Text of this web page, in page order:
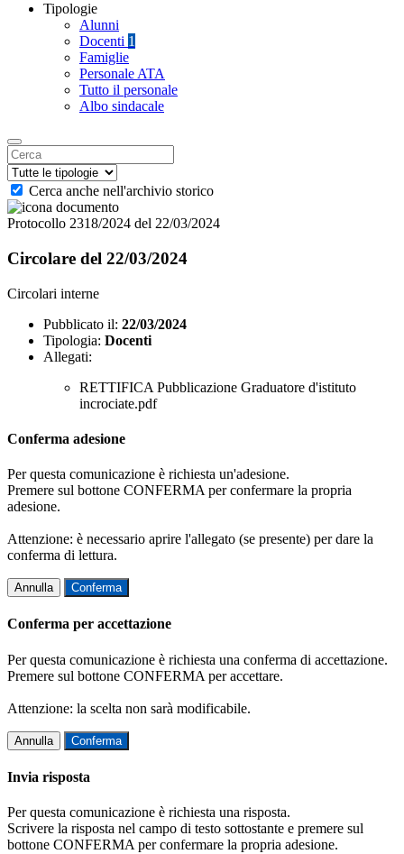
Tipologie
Alunni
Docenti 1
Famiglie
Personale ATA
Tutto il personale
Albo sindacale
Cerca anche nell'archivio storico
Protocollo 2318/2024 del 22/03/2024
Circolare del 22/03/2024
Circolari interne
Pubblicato il: 22/03/2024
Tipologia: Docenti
Allegati:
RETTIFICA Pubblicazione Graduatore d'istituto
incrociate.pdf
Conferma adesione
Per questa comunicazione è richiesta un'adesione.
Premere sul bottone CONFERMA per confermare la propria
adesione.
Attenzione: è necessario aprire l'allegato (se presente) per dare la
conferma di lettura.
Annulla Conferma
Conferma per accettazione
Per questa comunicazione è richiesta una conferma di accettazione.
Premere sul bottone CONFERMA per accettare.
Attenzione: la scelta non sarà modificabile.
Annulla Conferma
Invia risposta
Per questa comunicazione è richiesta una risposta.
Scrivere la risposta nel campo di testo sottostante e premere sul
bottone CONFERMA per confermare la propria adesione.